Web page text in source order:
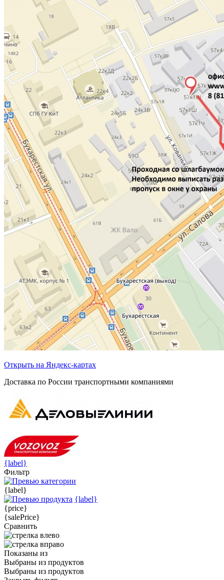
Открыть на Яндекс-картах
Доставка по России транспортными компаниями
{label}
Фильтр
{label}
{label}
{price}
{salePrice}
Сравнить
Показаны из
Выбраны из продуктов
Выбраны из продуктов